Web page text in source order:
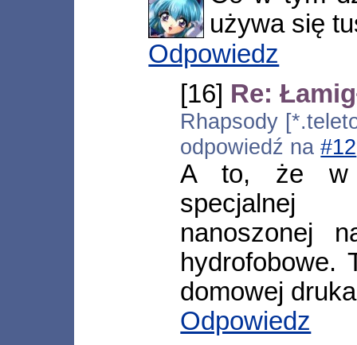
używa się
Odpowiedz
[16] Re:
Rhapsody
odpowiedź na#12
A to, że w
specjalnej
nanoszonej
hydrofobowe.
domowej
Odpowiedz